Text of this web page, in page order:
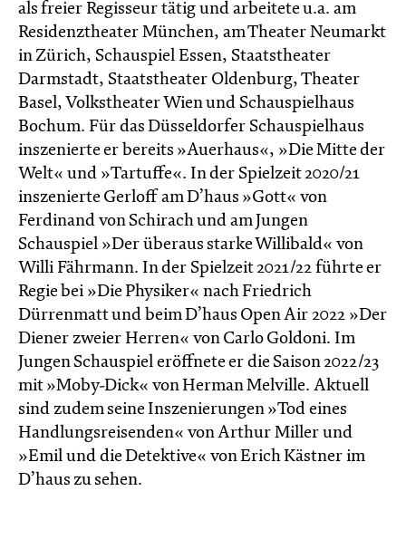
als freier Regisseur tätig und arbeitete u.a. am
Residenztheater München, am Theater Neumarkt
in Zürich, Schauspiel Essen, Staatstheater
Darmstadt, Staatstheater Oldenburg, Theater
Basel, Volkstheater Wien und Schauspielhaus
Bochum. Für das Düsseldorfer Schauspielhaus
inszenierte er bereits »Auerhaus«, »Die Mitte der
Welt« und »Tartuffe«. In der Spielzeit 2020/21
inszenierte Gerloff am D’haus »Gott« von
Ferdinand von Schirach und am Jungen
Schauspiel »Der überaus starke Willibald« von
Willi Fährmann. In der Spielzeit 2021/22 führte er
Regie bei »Die Physiker« nach Friedrich
Dürrenmatt und beim D’haus Open Air 2022 »Der
Diener zweier Herren« von Carlo Goldoni. Im
Jungen Schauspiel eröffnete er die Saison 2022/23
mit »Moby-Dick« von Herman Melville. Aktuell
sind zudem seine Inszenierungen »Tod eines
Handlungsreisenden« von Arthur Miller und
»Emil und die Detektive« von Erich Kästner im
D’haus zu sehen.